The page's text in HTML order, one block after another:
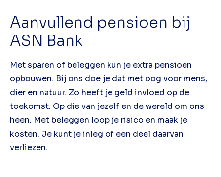
Aanvullend pensioen bij
ASN Bank
Met sparen of beleggen kun je extra pensioen
opbouwen. Bij ons doe je dat met oog voor mens,
dier en natuur. Zo heeft je geld invloed op de
toekomst. Op die van jezelf en de wereld om ons
heen. Met beleggen loop je risico en maak je
kosten. Je kunt je inleg of een deel daarvan
verliezen.